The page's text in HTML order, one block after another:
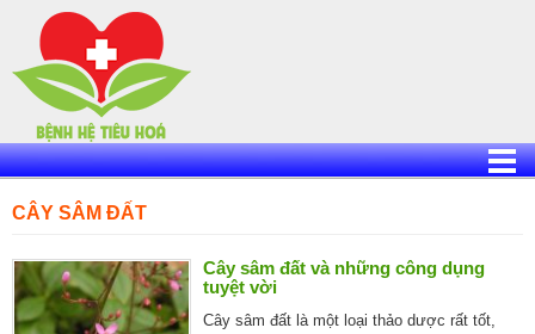
content
CÂY SÂM ĐẤT
Cây sâm đất và những công dụng
tuyệt vời
Cây sâm đất là một loại thảo dược rất tốt,